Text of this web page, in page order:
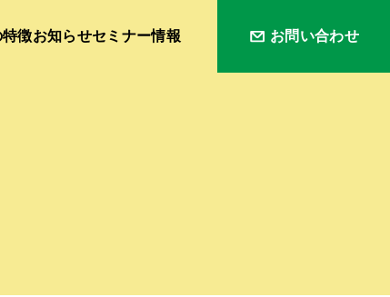
徴お知らせセミナー情報 お問い合わせ